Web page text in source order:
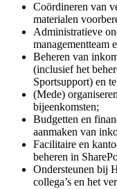
Coördineren van
materialen
Administratieve
managementteam
Beheren van
(inclusief het
Sportsupport) en
(Mede)
bijeenkomsten;
Budgetten en
aanmaken van
Facilitaire en
beheren in
Ondersteunen bij
collega’s en het